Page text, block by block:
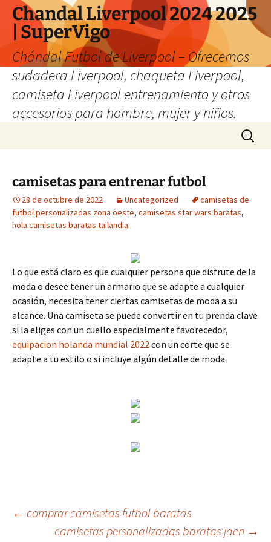
Chandal Liverpool 2024 2025
| SuperVigo
Chándal Futbol de Liverpool – Ofrecemos
sudadera Liverpool, chaqueta Liverpool,
camiseta Liverpool entrenamiento y otros
accesorios para hombre, mujer y niños.
Buscar:
camisetas para entrenar futbol
28 de octubre de 2022 Uncategorized
camisetas de
futbol personalizadas zona oeste, camisetas star wars baratas,
hola camisetas baratas tailandia
Lo que está claro es que cualquier persona que disfrute de la
moda o desee tener un armario que se adapte a cualquier
ocasión, necesita tener ciertas camisetas de moda a su
alcance. Una camiseta se puede convertir en tu prenda clave
si la eliges con un cuello especialmente favorecedor,
equipacion holanda mundial 2022con un corte que se
adapte a tu estilo o si incluye algún detalle de moda.
Navegación
← comprar camisetas futbol baratas
camisetas personalizadas baratas jaen →